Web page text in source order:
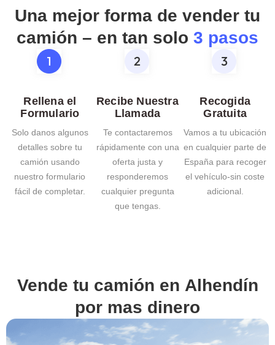
Una mejor forma de vender tu
camión – en tan solo 3 pasos
Rellena el
Formulario
Solo danos algunos
detalles sobre tu
camión usando
nuestro formulario
fácil de completar.
Recibe Nuestra
Llamada
Te contactaremos
rápidamente con una
oferta justa y
responderemos
cualquier pregunta
que tengas.
Recogida
Gratuita
Vamos a tu ubicación
en cualquier parte de
España para recoger
el vehículo-sin coste
adicional.
Vende tu camión en Alhendín
por mas dinero